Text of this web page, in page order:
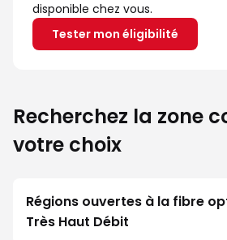
disponible chez vous.
Tester mon éligibilité
Recherchez la zone
votre choix
Régions ouvertes à la fibre
Très Haut Débit